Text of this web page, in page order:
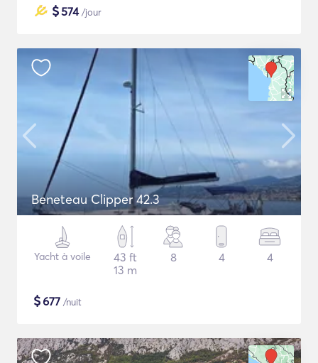
$574/jour
Beneteau Clipper 42.3
Yacht à voile
43 ft
13 m
8 4 4
$677 /nuit